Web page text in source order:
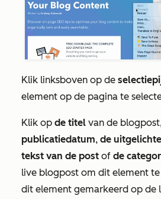
Klik linksboven op de
element op de pagina te
Klik op de titel van de
publicatiedatum, de
tekst van de post of de
live blogpost om dit element te
dit element gemarkeerd op de